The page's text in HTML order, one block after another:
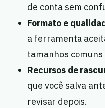
de conta sem
Formato e
a ferramenta
tamanhos comuns
Recursos de
que você salva
revisar depois.